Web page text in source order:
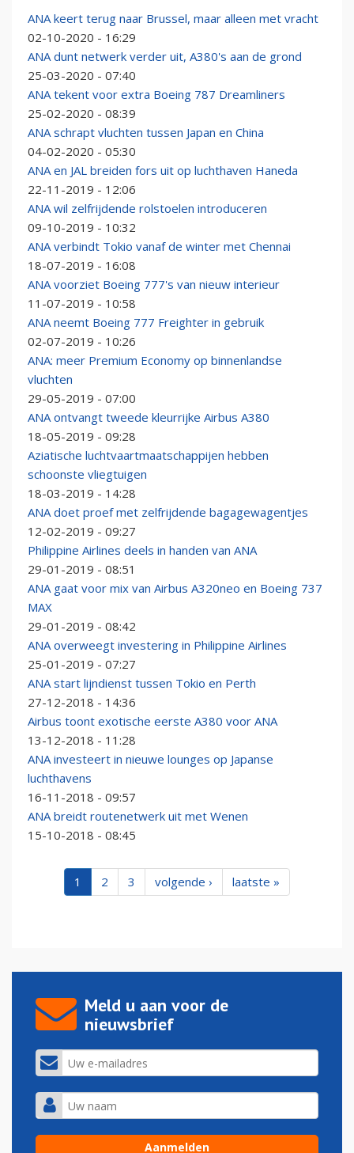
ANA keert terug naar Brussel, maar alleen met vracht
02-10-2020 - 16:29
ANA dunt netwerk verder uit, A380's aan de grond
25-03-2020 - 07:40
ANA tekent voor extra Boeing 787 Dreamliners
25-02-2020 - 08:39
ANA schrapt vluchten tussen Japan en China
04-02-2020 - 05:30
ANA en JAL breiden fors uit op luchthaven Haneda
22-11-2019 - 12:06
ANA wil zelfrijdende rolstoelen introduceren
09-10-2019 - 10:32
ANA verbindt Tokio vanaf de winter met Chennai
18-07-2019 - 16:08
ANA voorziet Boeing 777's van nieuw interieur
11-07-2019 - 10:58
ANA neemt Boeing 777 Freighter in gebruik
02-07-2019 - 10:26
ANA: meer Premium Economy op binnenlandse
vluchten
29-05-2019 - 07:00
ANA ontvangt tweede kleurrijke Airbus A380
18-05-2019 - 09:28
Aziatische luchtvaartmaatschappijen hebben
schoonste vliegtuigen
18-03-2019 - 14:28
ANA doet proef met zelfrijdende bagagewagentjes
12-02-2019 - 09:27
Philippine Airlines deels in handen van ANA
29-01-2019 - 08:51
ANA gaat voor mix van Airbus A320neo en Boeing 737
MAX
29-01-2019 - 08:42
ANA overweegt investering in Philippine Airlines
25-01-2019 - 07:27
ANA start lijndienst tussen Tokio en Perth
27-12-2018 - 14:36
Airbus toont exotische eerste A380 voor ANA
13-12-2018 - 11:28
ANA investeert in nieuwe lounges op Japanse
luchthavens
16-11-2018 - 09:57
ANA breidt routenetwerk uit met Wenen
15-10-2018 - 08:45
1 2 3 volgende › laatste »
Meld u aan voor de
nieuwsbrief